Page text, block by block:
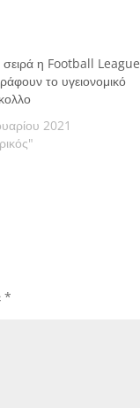
σειρά η Football League
το υγειονομικό
2021
*